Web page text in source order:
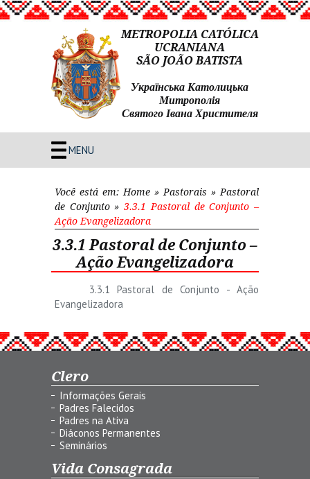
METROPOLIA CATÓLICA
UCRANIANA
SÃO JOÃO BATISTA
Українська Католицька
Митрополія
Святого Івана Христителя
MENU
Você está em: Home » Pastorais » Pastoral
de Conjunto»3.3.1 Pastoral de Conjunto –
Ação Evangelizadora
3.3.1 Pastoral de Conjunto –
Ação Evangelizadora
3.3.1 Pastoral de Conjunto - Ação
Evangelizadora
Clero
Informações Gerais
Padres Falecidos
Padres na Ativa
Diáconos Permanentes
Seminários
Vida Consagrada